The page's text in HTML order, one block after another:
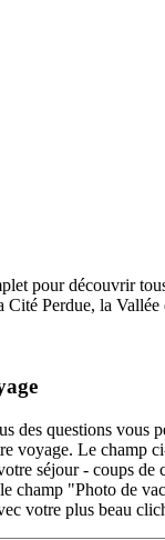
pour découvrir
Cité Perdue, la
des questions vous
voyage. Le champ
séjour - coups de
champ "Photo de
votre plus beau